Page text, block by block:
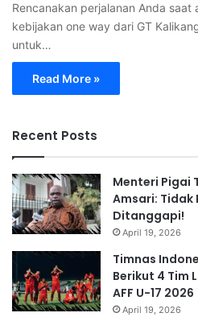
Rencanakan perjalanan Anda
kebijakan one way dari GT
untuk…
Read More »
Recent Posts
Menteri Pigai
Amsari: Tidak
Ditanggapi!
April 19, 2026
Timnas
Berikut 4 Tim
AFF U-17 2026
April 19, 2026